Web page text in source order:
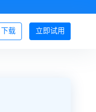
立即试用
下载 登录/注册